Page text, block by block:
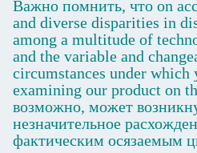
Важно помнить, что on
and diverse disparities in
among a multitude of
and the variable and
circumstances under which
examining our product on
возможно, может
незначительное
фактическим осязаемым